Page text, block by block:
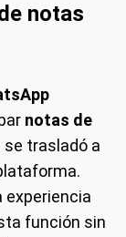
notas
notas de
se trasladó a
experiencia
función sin